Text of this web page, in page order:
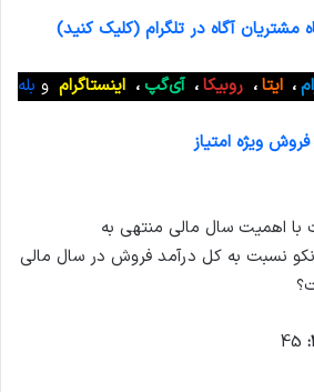
مشتریان آگاه در تلگرام (کلیک کنید)
، ایتا، روبیکا، آی‌گپ، اینستاگرام و بله
فروش ویژه امتیاز
با اهمیت سال مالی منتهی به
دسانکو نسبت به كل درآمد فروش در سال مالی